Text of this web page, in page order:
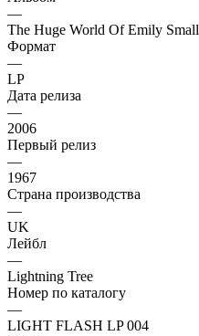
—
The Huge World Of Emily Small
Формат
—
LP
Дата релиза
—
2006
Первый релиз
—
1967
Страна производства
—
UK
Лейбл
—
Lightning Tree
Номер по каталогу
—
LIGHT FLASH LP 004